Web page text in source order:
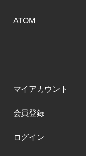
ATOM
マイアカウント
会員登録
ログイン